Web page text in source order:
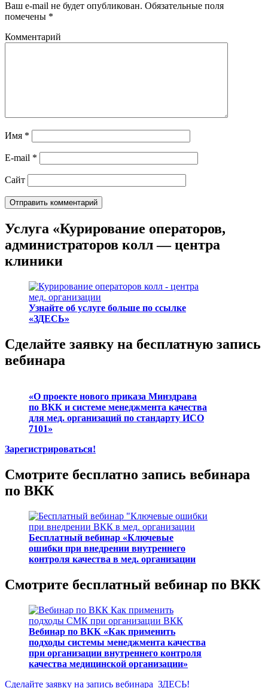
Ваш e-mail не будет опубликован. Обязательные поля
помечены *
Комментарий
Имя *
E-mail *
Сайт
Услуга «Курирование операторов,
администраторов колл — центра
клиники
Узнайте об услуге больше по ссылке
«ЗДЕСЬ»
Сделайте заявку на бесплатную запись
вебинара
«О проекте нового приказа Минздрава
по ВКК и системе менеджмента качества
для мед. организаций по стандарту ИСО
7101»
Зарегистрироваться!
Смотрите бесплатно запись вебинара
по ВКК
Бесплатный вебинар «Ключевые
ошибки при внедрении внутреннего
контроля качества в мед. организации
Смотрите бесплатный вебинар по ВКК
Вебинар по ВКК «Как применить
подходы системы менеджмента качества
при организации внутреннего контроля
качества медицинской организации»
Сделайте заявку на запись вебинара ЗДЕСЬ!